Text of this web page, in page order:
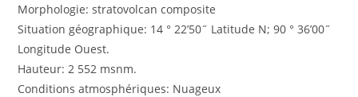
Morphologie: stratovolcan composite
Situation géographique: 14 ° 22’50˝ Latitude N; 90 ° 36’00˝
Longitude Ouest.
Hauteur: 2 552 msnm.
Conditions atmosphériques: Nuageux